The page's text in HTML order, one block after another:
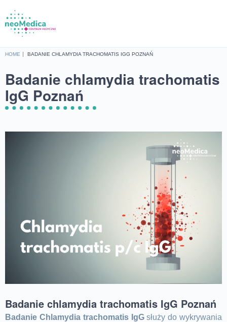
HOME BADANIE CHLAMYDIA TRACHOMATIS IGG POZNAŃ
Badanie chlamydia trachomatis
IgG Poznań
Badanie chlamydia trachomatis IgG Poznań
Badanie Chlamydia trachomatis IgGsłuży do wykrywania
Oferta
Cennik
Lokalizacje
Sklep
Kontakt
UMÓW SIĘ NA WIZYTĘ